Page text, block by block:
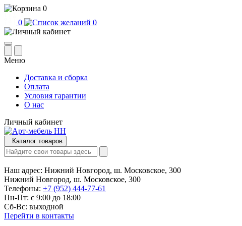
0
0
0
Меню
Доставка и сборка
Оплата
Условия гарантии
О нас
Личный кабинет
Каталог товаров
Наш адрес: Нижний Новгород, ш. Московское, 300
Нижний Новгород, ш. Московское, 300
Телефоны: +7 (952) 444-77-61
Пн-Пт: с 9:00 до 18:00
Сб-Вс: выходной
Перейти в контакты